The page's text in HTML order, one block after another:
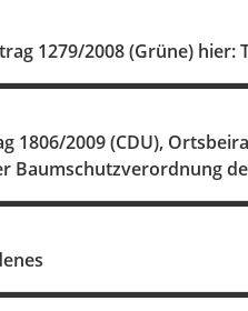
1279/2008 (Grüne) hier:
1806/2009 (CDU),
Baumschutzverordnung